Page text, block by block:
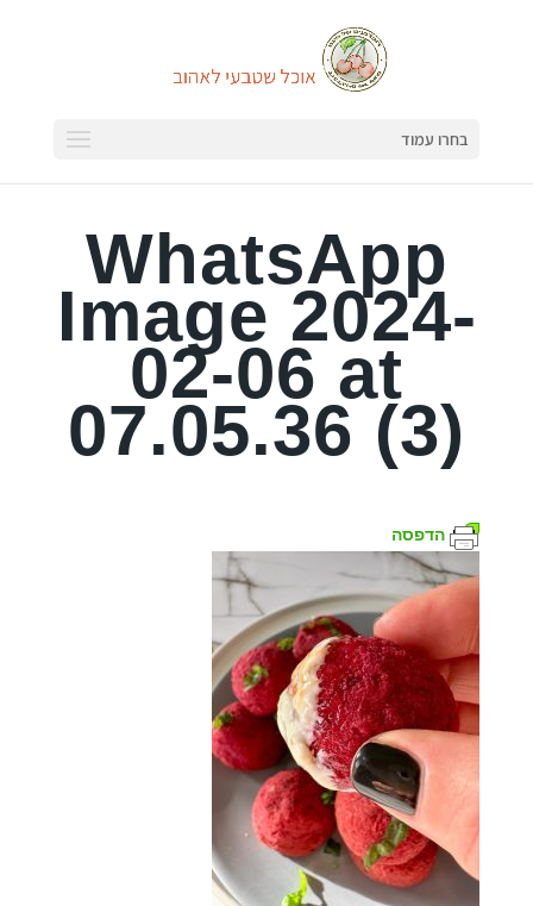
בחרו עמוד
WhatsApp
Image 2024-
02-06 at
07.05.36 (3)
הדפסה